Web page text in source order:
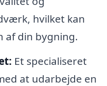
hvilket kan
din bygning.
Et specialiseret
at udarbejde en